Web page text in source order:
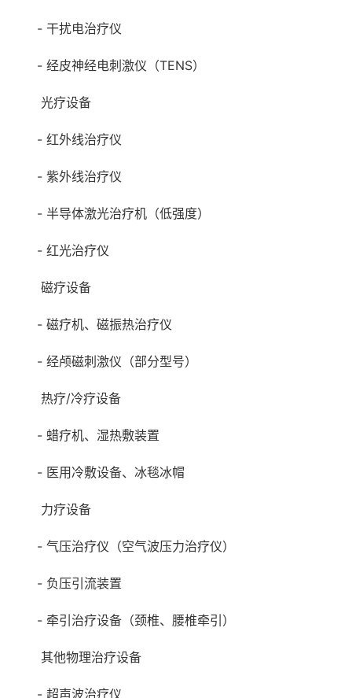
- 干扰电治疗仪
- 经皮神经电刺激仪（TENS）
光疗设备
- 红外线治疗仪
- 紫外线治疗仪
- 半导体激光治疗机（低强度）
- 红光治疗仪
磁疗设备
- 磁疗机、磁振热治疗仪
- 经颅磁刺激仪（部分型号）
热疗/冷疗设备
- 蜡疗机、湿热敷装置
- 医用冷敷设备、冰毯冰帽
力疗设备
- 气压治疗仪（空气波压力治疗仪）
- 负压引流装置
- 牵引治疗设备（颈椎、腰椎牵引）
其他物理治疗设备
- 超声波治疗仪